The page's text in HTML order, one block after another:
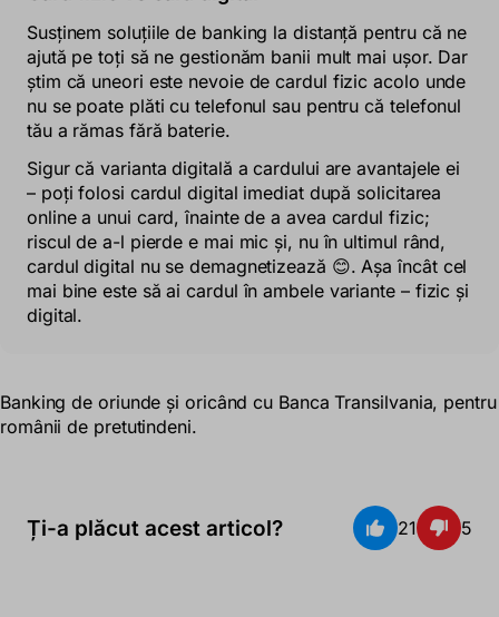
Susținem soluțiile de banking la distanță pentru că ne
ajută pe toți să ne gestionăm banii mult mai ușor. Dar
știm că uneori este nevoie de cardul fizic acolo unde
nu se poate plăti cu telefonul sau pentru că telefonul
tău a rămas fără baterie.
Sigur că varianta digitală a cardului are avantajele ei
– poți folosi cardul digital imediat după solicitarea
online a unui card, înainte de a avea cardul fizic;
riscul de a-l pierde e mai mic și, nu în ultimul rând,
cardul digital nu se demagnetizează 😊. Așa încât cel
mai bine este să ai cardul în ambele variante – fizic și
digital.
Banking de oriunde și oricând cu Banca Transilvania, pentru
românii de pretutindeni.
Ți-a plăcut acest articol? 21 5